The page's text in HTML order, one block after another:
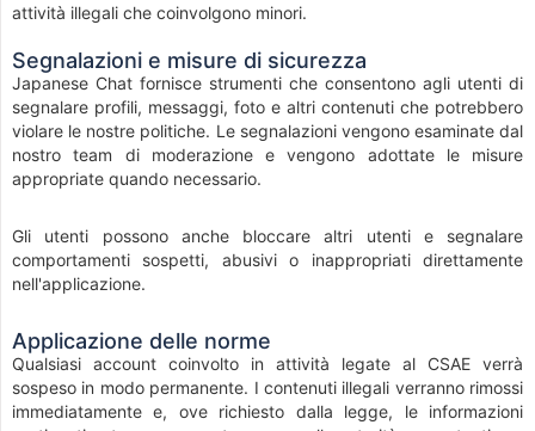
attività illegali che coinvolgono minori.
Segnalazioni e misure di sicurezza
Japanese Chat fornisce strumenti che consentono agli utenti di
segnalare profili, messaggi, foto e altri contenuti che potrebbero
violare le nostre politiche. Le segnalazioni vengono esaminate dal
nostro team di moderazione e vengono adottate le misure
appropriate quando necessario.
Gli utenti possono anche bloccare altri utenti e segnalare
comportamenti sospetti, abusivi o inappropriati direttamente
nell'applicazione.
Applicazione delle norme
Qualsiasi account coinvolto in attività legate al CSAE verrà
sospeso in modo permanente. I contenuti illegali verranno rimossi
immediatamente e, ove richiesto dalla legge, le informazioni